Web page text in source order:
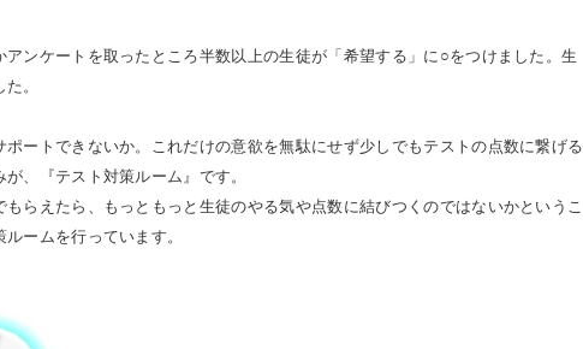
ンケートを取ったところ半数以上の生徒が「希望する」に○をつけました。生
。
ートできないか。これだけの意欲を無駄にせず少しでもテストの点数に繋げる
、『テスト対策ルーム』です。
らえたら、もっともっと生徒のやる気や点数に結びつくのではないかというこ
ームを行っています。